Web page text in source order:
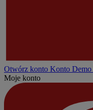
Otwórz konto Konto Demo
Moje konto